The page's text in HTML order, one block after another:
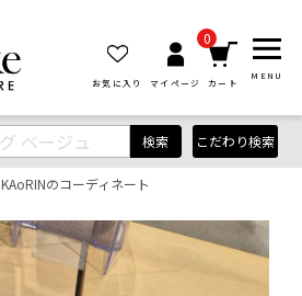
お気に入り マイページ
0
カート
MENU
検索 こだわり検索
KAoRINのコーディネート